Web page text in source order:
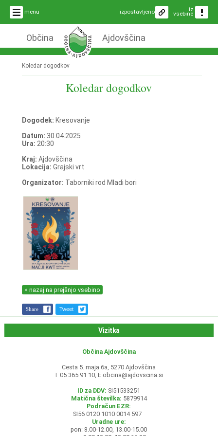
menu iz
vsebine
izpostavljeno
Občina Ajdovščina
Koledar dogodkov
Koledar dogodkov
Dogodek: Kresovanje
Datum: 30.04.2025
Ura: 20:30
Kraj: Ajdovščina
Lokacija: Grajski vrt
Organizator: Taborniki rod Mladi bori
< nazaj na prejšnjo vsebino
Share Tweet
Vizitka
Občina Ajdovščina
Cesta 5. maja 6a, 5270 Ajdovščina
T 05 365 91 10, E obcina@ajdovscina.si
ID za DDV: SI51533251
Matična številka: 5879914
Podračun EZR:
SI56 0120 1010 0014 597
Uradne ure:
pon: 8.00-12.00, 13.00-15.00